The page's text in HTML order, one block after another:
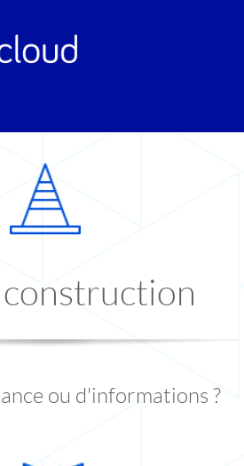
construction
ou d'informations ?